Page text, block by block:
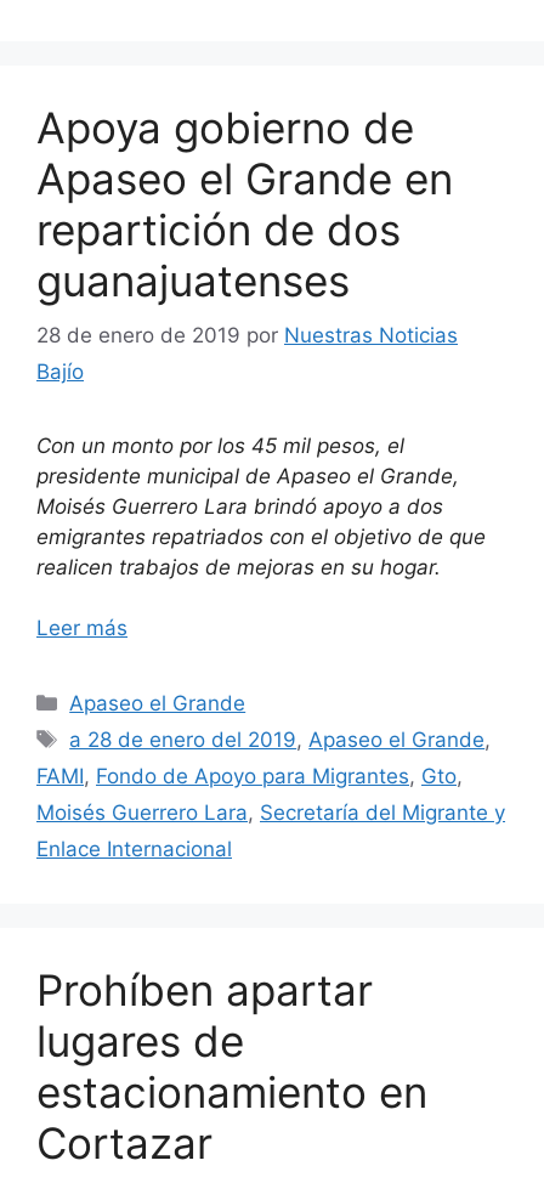
Apoya gobierno de
Apaseo el Grande en
repartición de dos
guanajuatenses
28 de enero de 2019 por Nuestras Noticias
Bajío
Con un monto por los 45 mil pesos, el
presidente municipal de Apaseo el Grande,
Moisés Guerrero Lara brindó apoyo a dos
emigrantes repatriados con el objetivo de que
realicen trabajos de mejoras en su hogar.
Leer más
Categorías
Apaseo el Grande
Etiquetas
a 28 de enero del 2019,Apaseo el Grande,
FAMI, Fondo de Apoyo para Migrantes, Gto,
Moisés Guerrero Lara, Secretaría del Migrante y
Enlace Internacional
Prohíben apartar
lugares de
estacionamiento en
Cortazar